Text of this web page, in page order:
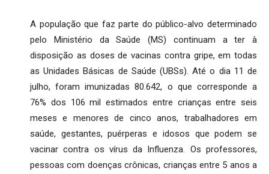
A população que faz parte do público-alvo determinado
pelo Ministério da Saúde (MS) continuam a ter à
disposição as doses de vacinas contra gripe, em todas
as Unidades Básicas de Saúde (UBSs). Até o dia 11 de
julho, foram imunizadas 80.642, o que corresponde a
76% dos 106 mil estimados entre crianças entre seis
meses e menores de cinco anos, trabalhadores em
saúde, gestantes, puérperas e idosos que podem se
vacinar contra os vírus da Influenza. Os professores,
pessoas com doenças crônicas, crianças entre 5 anos a